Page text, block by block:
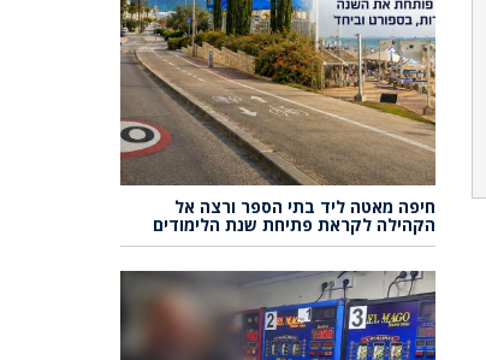
חיפה מאטה ליד בתי הספר ורצה אל
הקהילה לקראת פתיחת שנת הלימודים